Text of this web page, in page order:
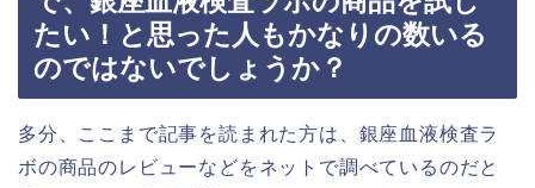
たい！と思った人もかなりの数いる
のではないでしょうか？
多分、ここまで記事を読まれた方は、銀座血液検査ラ
ボの商品のレビューなどをネットで調べているのだと